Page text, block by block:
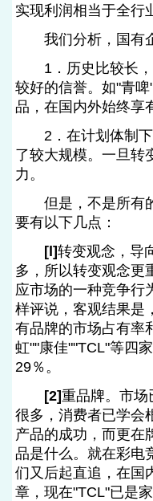
实现利润相当于全行
我们分析，国有
1．历史比较长，
较好的信誉。如"青
品，在国内外始终享
2．在计划体制下
了较大规模。一旦转
力。
但是，不是所有的
要有以下几点：
[l]转变观念，导
多，所以转变观念更
应市场的一种竞争行
样评说，客观结果是
有品牌的市场占有率
虹""康佳""TCL"等四
29％。
[2]重品牌。市场
很多，消费者已学会
产品的成功，而更在
品是什么。就在彩电
们又后起直追，在国
章，现在"TCL"已是